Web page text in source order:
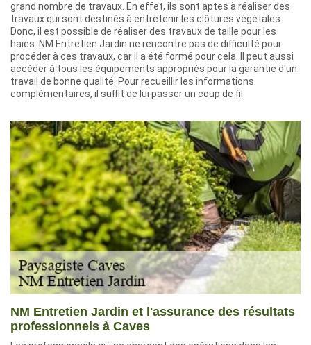
grand nombre de travaux. En effet, ils sont aptes à réaliser des
travaux qui sont destinés à entretenir les clôtures végétales.
Donc, il est possible de réaliser des travaux de taille pour les
haies. NM Entretien Jardin ne rencontre pas de difficulté pour
procéder à ces travaux, car il a été formé pour cela. Il peut aussi
accéder à tous les équipements appropriés pour la garantie d'un
travail de bonne qualité. Pour recueillir les informations
complémentaires, il suffit de lui passer un coup de fil.
NM Entretien Jardin et l'assurance des résultats
professionnels à Caves